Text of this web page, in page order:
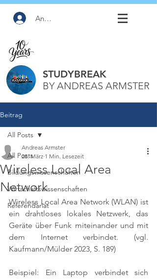
Anmelden
STUDYBREAK
BY ANDREAS ARMSTER
Beitrag
All Posts
Bildungswissenschaften
Wirtschaftswissenschaften
Referendariat
All Posts
Wireless Local Area
Network
Andreas Armster
28. März 1 Min. Lesezeit
Wireless Local Area Network (WLAN) ist
ein drahtloses lokales Netzwerk, das
Geräte über Funk miteinander und mit
dem Internet verbindet. (vgl.
Kaufmann/Mülder 2023, S. 189)
Beispiel: Ein Laptop verbindet sich